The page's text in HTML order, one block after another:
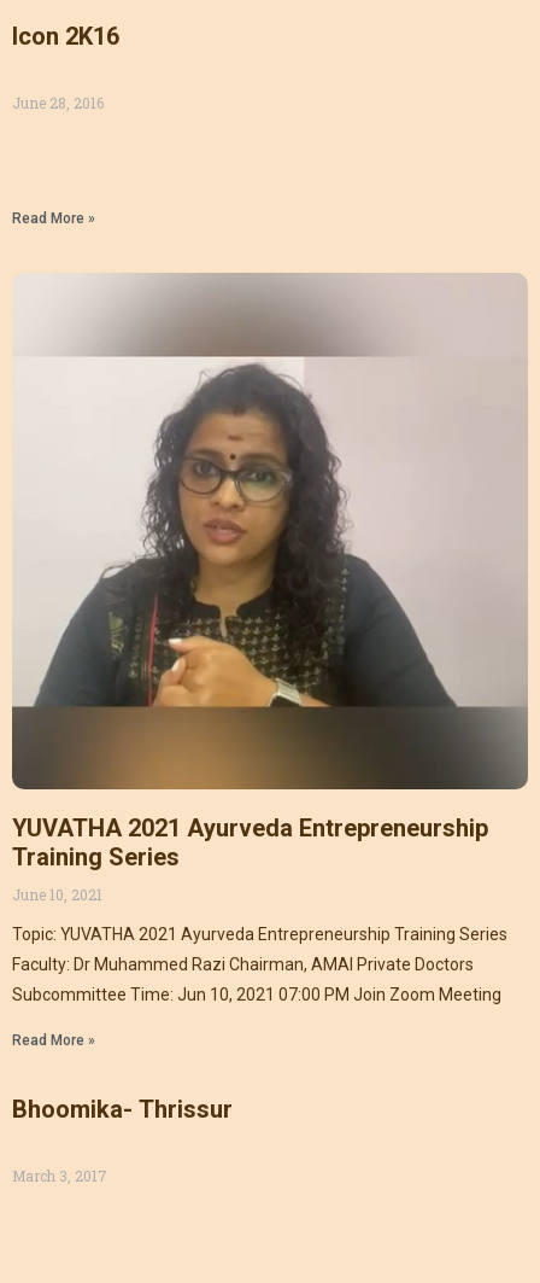
Icon 2K16
June 28, 2016
Read More »
YUVATHA 2021 Ayurveda Entrepreneurship
Training Series
June 10, 2021
Topic: YUVATHA 2021 Ayurveda Entrepreneurship Training Series
Faculty: Dr Muhammed Razi Chairman, AMAI Private Doctors
Subcommittee Time: Jun 10, 2021 07:00 PM Join Zoom Meeting
Read More »
Bhoomika- Thrissur
March 3, 2017